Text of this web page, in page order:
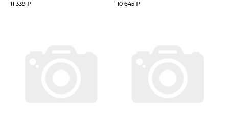
11 339 ₽ 10 645 ₽